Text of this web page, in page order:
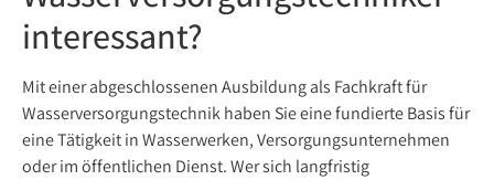
interessant?
Mit einer abgeschlossenen Ausbildung als Fachkraft für
Wasserversorgungstechnik haben Sie eine fundierte Basis für
eine Tätigkeit in Wasserwerken, Versorgungsunternehmen
oder im öffentlichen Dienst. Wer sich langfristig